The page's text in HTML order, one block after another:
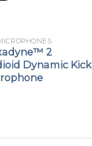
2
Dynamic Kick